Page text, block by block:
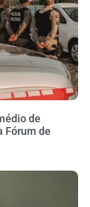
de
Fórum de